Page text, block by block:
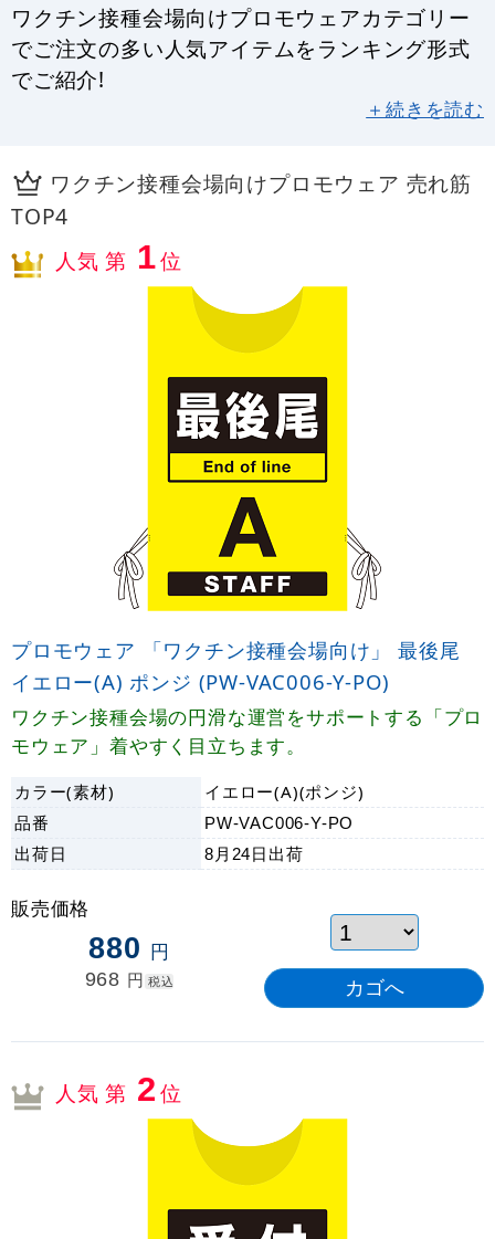
ワクチン接種会場向けプロモウェアカテゴリー
でご注文の多い人気アイテムをランキング形式
でご紹介!
＋続きを読む
ワクチン接種会場向けプロモウェア 売れ筋
TOP4
人気 第 1位
プロモウェア 「ワクチン接種会場向け」 最後尾
イエロー(A) ポンジ (PW-VAC006-Y-PO)
ワクチン接種会場の円滑な運営をサポートする「プロ
モウェア」着やすく目立ちます。
カラー(素材)
イエロー(A)(ポンジ)
品番
PW-VAC006-Y-PO
出荷日 8月24日 出荷
販売価格
880 円
968 円 税込
人気 第 2位